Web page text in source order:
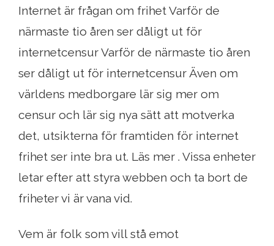
Internet är frågan om frihet Varför de
närmaste tio åren ser dåligt ut för
internetcensur Varför de närmaste tio åren
ser dåligt ut för internetcensur Även om
världens medborgare lär sig mer om
censur och lär sig nya sätt att motverka
det, utsikterna för framtiden för internet
frihet ser inte bra ut. Läs mer . Vissa enheter
letar efter att styra webben och ta bort de
friheter vi är vana vid.
Vem är folk som vill stå emot